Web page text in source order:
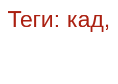
Теги: кад,